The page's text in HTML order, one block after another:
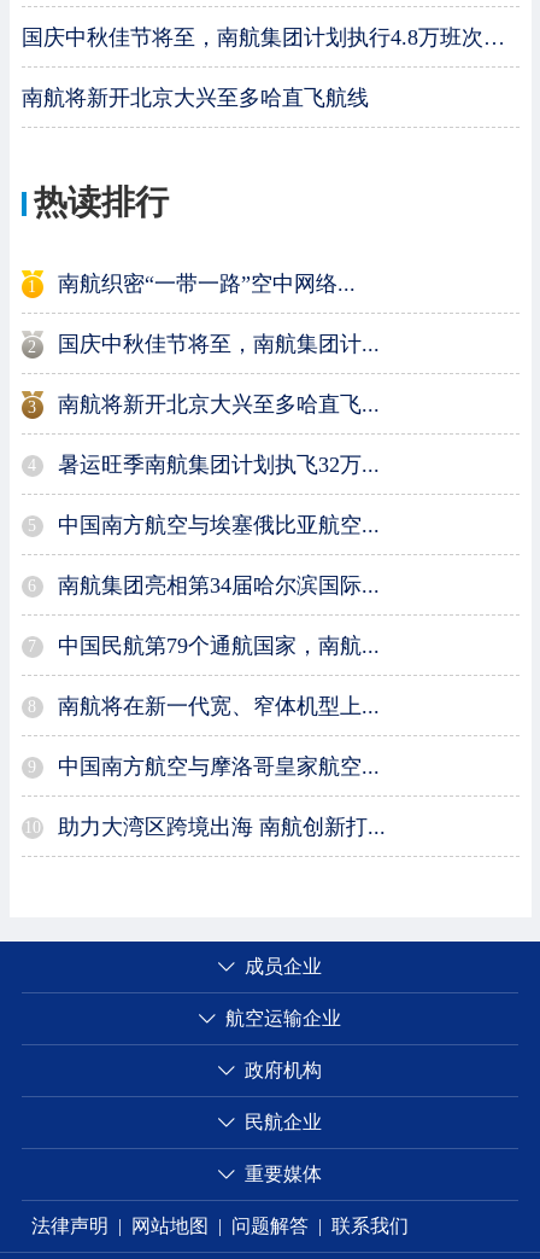
2025/09/30 14:30:26
国庆中秋佳节将至，南航集团计划执行4.8万班次保障旅客出行
南航将新开北京大兴至多哈直飞航线
热读排行
1 南航织密“一带一路”空中网络...
2 国庆中秋佳节将至，南航集团计...
3 南航将新开北京大兴至多哈直飞...
4 暑运旺季南航集团计划执飞32万...
5 中国南方航空与埃塞俄比亚航空...
6 南航集团亮相第34届哈尔滨国际...
7 中国民航第79个通航国家，南航...
8 南航将在新一代宽、窄体机型上...
9 中国南方航空与摩洛哥皇家航空...
10 助力大湾区跨境出海 南航创新打...
成员企业
航空运输企业
政府机构
民航企业
重要媒体
法律声明 | 网站地图 | 问题解答 | 联系我们